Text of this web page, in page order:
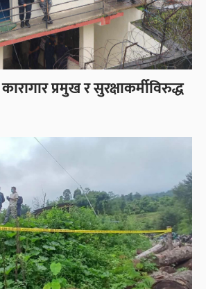
प्रमुख र सुरक्षाकर्मीविरुद्ध